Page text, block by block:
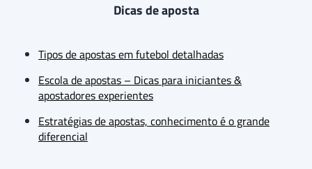
Dicas de aposta
Tipos de apostas em futebol detalhadas
Escola de apostas – Dicas para iniciantes &
apostadores experientes
Estratégias de apostas, conhecimento é o grande
diferencial